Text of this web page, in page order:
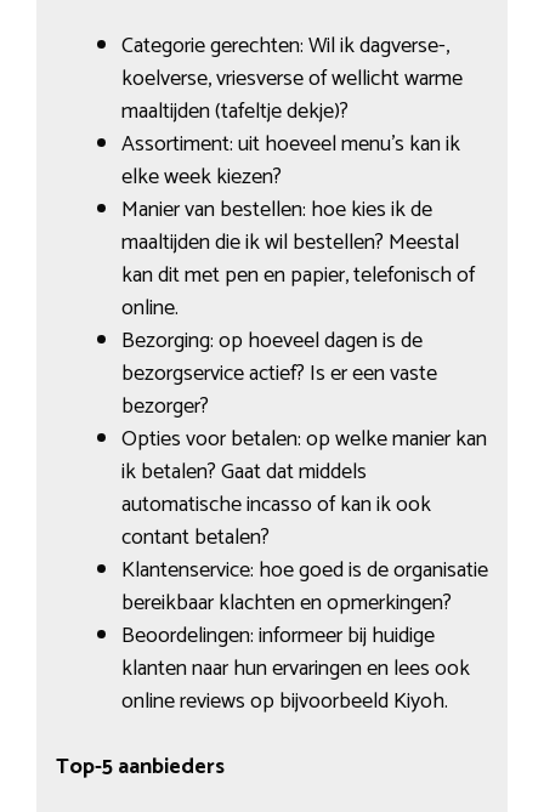
Categorie gerechten: Wil ik dagverse-,
koelverse, vriesverse of wellicht warme
maaltijden (tafeltje dekje)?
Assortiment: uit hoeveel menu’s kan ik
elke week kiezen?
Manier van bestellen: hoe kies ik de
maaltijden die ik wil bestellen? Meestal
kan dit met pen en papier, telefonisch of
online.
Bezorging: op hoeveel dagen is de
bezorgservice actief? Is er een vaste
bezorger?
Opties voor betalen: op welke manier kan
ik betalen? Gaat dat middels
automatische incasso of kan ik ook
contant betalen?
Klantenservice: hoe goed is de organisatie
bereikbaar klachten en opmerkingen?
Beoordelingen: informeer bij huidige
klanten naar hun ervaringen en lees ook
online reviews op bijvoorbeeld Kiyoh.
Top-5 aanbieders